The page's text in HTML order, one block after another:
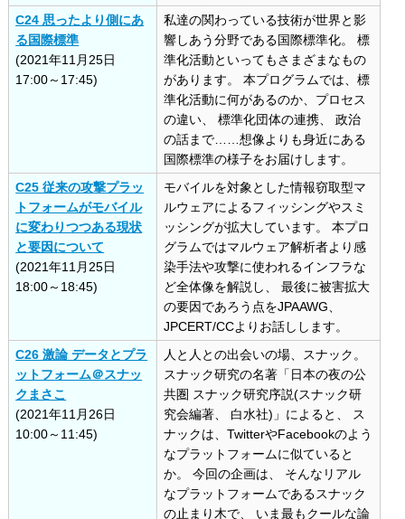
C24 思ったより側にあ
る国際標準
(2021年11月25日
17:00～17:45)
私達の関わっている技術が世界と影
響しあう分野である国際標準化。 標
準化活動といってもさまざまなもの
があります。 本プログラムでは、標
準化活動に何があるのか、プロセス
の違い、 標準化団体の連携、 政治
の話まで……想像よりも身近にある
国際標準の様子をお届けします。
C25 従来の攻撃プラッ
トフォームがモバイル
に変わりつつある現状
と要因について
(2021年11月25日
18:00～18:45)
モバイルを対象とした情報窃取型マ
ルウェアによるフィッシングやスミ
ッシングが拡大しています。 本プロ
グラムではマルウェア解析者より感
染手法や攻撃に使われるインフラな
ど全体像を解説し、 最後に被害拡大
の要因であろう点をJPAAWG、
JPCERT/CCよりお話しします。
C26 激論 データとプラ
ットフォーム＠スナッ
クまさこ
(2021年11月26日
10:00～11:45)
人と人との出会いの場、スナック。
スナック研究の名著「日本の夜の公
共圏 スナック研究序説(スナック研
究会編著、 白水社)」によると、 ス
ナックは、TwitterやFacebookのよう
なプラットフォームに似ていると
か。 今回の企画は、 そんなリアル
なプラットフォームであるスナック
の止まり木で、 いま最もクールな論